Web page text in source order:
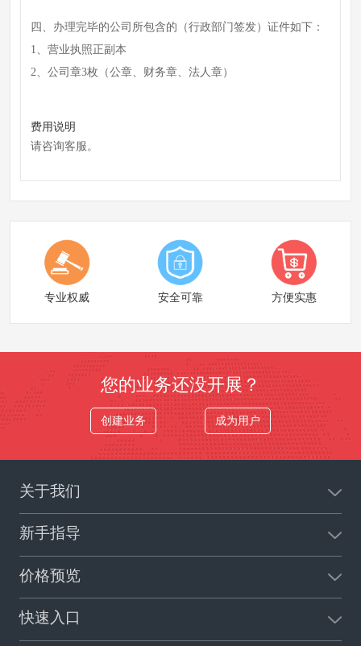
四、办理完毕的公司所包含的（行政部门签发）证件如下：
1、营业执照正副本
2、公司章3枚（公章、财务章、法人章）
费用说明
请咨询客服。
专业权威 安全可靠 方便实惠
您的业务还没开展？
创建业务 成为用户
关于我们
新手指导
价格预览
快速入口